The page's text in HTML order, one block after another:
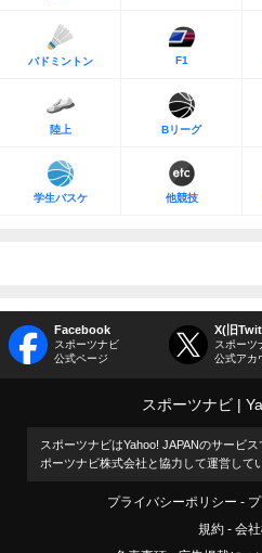
バドミントン F1
陸上 Bリーグ
学生バスケ 他競技
Facebook
スポーツナビ
公式ページ
X(旧
スポーツ
公式アカ
スポーツナビ
スポーツナビはYahoo! JAPANのサービ
ポーツナビ株式会社と協力して運営して
プライバシーポリシー
規約
会